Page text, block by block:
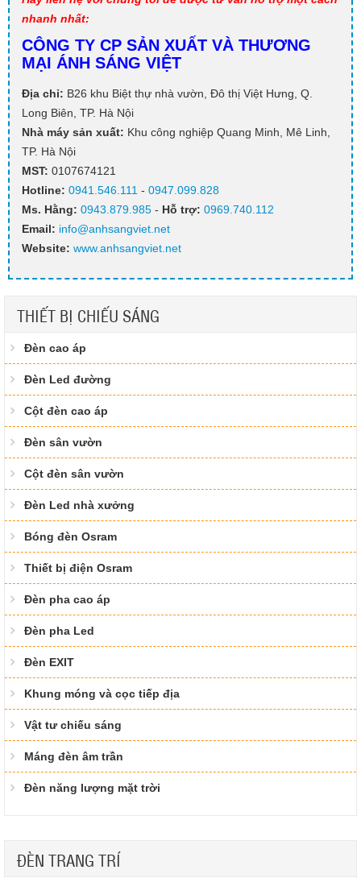
nhanh nhất:
CÔNG TY CP SẢN XUẤT VÀ THƯƠNG
MẠI ÁNH SÁNG VIỆT
Địa chỉ: B26 khu Biệt thự nhà vườn, Đô thị Việt Hưng, Q.
Long Biên, TP. Hà Nội
Nhà máy sản xuất: Khu công nghiệp Quang Minh, Mê Linh,
TP. Hà Nội
MST: 0107674121
Hotline: 0941.546.111 - 0947.099.828​
Ms. Hằng: 0943.879.985 - Hỗ trợ: 0969.740.112
Email: info@anhsangviet.net
Website: www.anhsangviet.net
THIẾT BỊ CHIẾU SÁNG
Đèn cao áp
Đèn Led đường
Cột đèn cao áp
Đèn sân vườn
Cột đèn sân vườn
Đèn Led nhà xưởng
Bóng đèn Osram
Thiết bị điện Osram
Đèn pha cao áp
Đèn pha Led
Đèn EXIT
Khung móng và cọc tiếp địa
Vật tư chiếu sáng
Máng đèn âm trần
Đèn năng lượng mặt trời
ĐÈN TRANG TRÍ